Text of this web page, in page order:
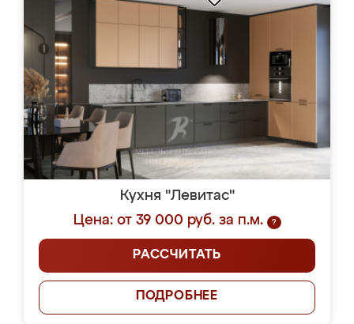
Кухня "Левитас"
Цена: от 39 000 руб. за п.м.
?
РАССЧИТАТЬ
ПОДРОБНЕЕ